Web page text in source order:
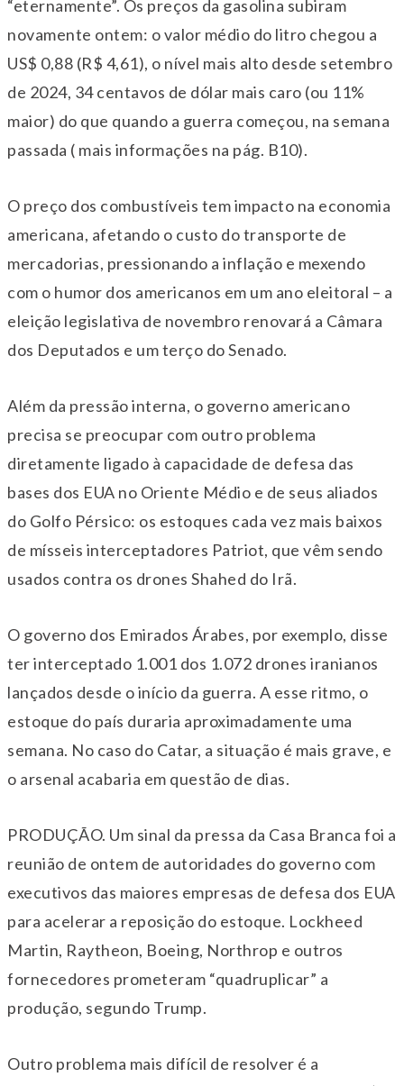
“eternamente”. Os preços da gasolina subiram
novamente ontem: o valor médio do litro chegou a
US$ 0,88 (R$ 4,61), o nível mais alto desde setembro
de 2024, 34 centavos de dólar mais caro (ou 11%
maior) do que quando a guerra começou, na semana
passada ( mais informações na pág. B10).
O preço dos combustíveis tem impacto na economia
americana, afetando o custo do transporte de
mercadorias, pressionando a inflação e mexendo
com o humor dos americanos em um ano eleitoral – a
eleição legislativa de novembro renovará a Câmara
dos Deputados e um terço do Senado.
Além da pressão interna, o governo americano
precisa se preocupar com outro problema
diretamente ligado à capacidade de defesa das
bases dos EUA no Oriente Médio e de seus aliados
do Golfo Pérsico: os estoques cada vez mais baixos
de mísseis interceptadores Patriot, que vêm sendo
usados contra os drones Shahed do Irã.
O governo dos Emirados Árabes, por exemplo, disse
ter interceptado 1.001 dos 1.072 drones iranianos
lançados desde o início da guerra. A esse ritmo, o
estoque do país duraria aproximadamente uma
semana. No caso do Catar, a situação é mais grave, e
o arsenal acabaria em questão de dias.
PRODUÇÃO. Um sinal da pressa da Casa Branca foi a
reunião de ontem de autoridades do governo com
executivos das maiores empresas de defesa dos EUA
para acelerar a reposição do estoque. Lockheed
Martin, Raytheon, Boeing, Northrop e outros
fornecedores prometeram “quadruplicar” a
produção, segundo Trump.
Outro problema mais difícil de resolver é a